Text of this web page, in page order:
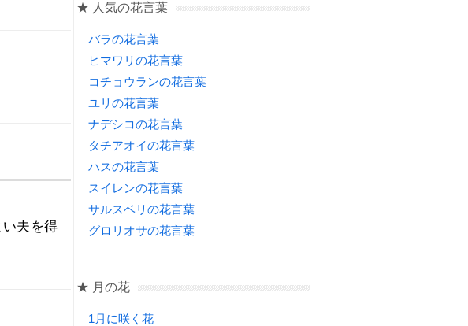
夫を得
★ 人気の花言葉
バラの花言葉
ヒマワリの花言葉
コチョウランの花言葉
ユリの花言葉
ナデシコの花言葉
タチアオイの花言葉
ハスの花言葉
スイレンの花言葉
サルスベリの花言葉
グロリオサの花言葉
★ 月の花
1月に咲く花